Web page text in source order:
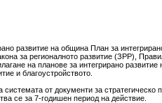
развитие на община План за
за регионалното развитие (ЗРР),
на планове за интегрирано
и благоустройството.
от документи за стратегическо
се за 7-годишен период на действие.